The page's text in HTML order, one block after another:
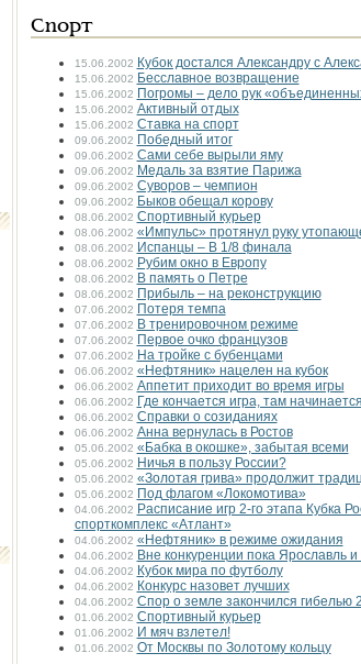
Спорт
15.06.2002 Кубок достался Александру с
15.06.2002 Бесславное возвращение
15.06.2002 Погромы – дело рук
15.06.2002 Активный отдых
15.06.2002 Ставка на спорт
09.06.2002 Победный итог
09.06.2002 Сами себе вырыли яму
09.06.2002 Медаль за взятие Парижа
09.06.2002 Суворов – чемпион
09.06.2002 Быков обещал корову
08.06.2002 Спортивный курьер
08.06.2002 «Импульс» протянул руку
08.06.2002 Испанцы – В 1/8 финала
08.06.2002 Рубим окно в Европу
08.06.2002 В память о Петре
08.06.2002 Прибыль – на реконструкцию
07.06.2002 Потеря темпа
07.06.2002 В тренировочном режиме
07.06.2002 Первое очко французов
07.06.2002 На тройке с бубенцами
06.06.2002 «Нефтяник» нацелен на кубок
06.06.2002 Аппетит приходит во время игры
06.06.2002 Где кончается игра, там
06.06.2002 Справки о созиданиях
06.06.2002 Анна вернулась в Ростов
05.06.2002 «Бабка в окошке», забытая всеми
05.06.2002 Ничья в пользу России?
05.06.2002 «Золотая грива» продолжит
05.06.2002 Под флагом «Локомотива»
04.06.2002 Расписание игр 2-го этапа Кубка
спорткомплекс «Атлант»
04.06.2002 «Нефтяник» в режиме ожидания
04.06.2002 Вне конкуренции пока Ярославль
04.06.2002 Кубок мира по футболу
04.06.2002 Конкурс назовет лучших
04.06.2002 Спор о земле закончился гибелью
01.06.2002 Спортивный курьер
01.06.2002 И мяч взлетел!
01.06.2002 От Москвы по Золотому кольцу